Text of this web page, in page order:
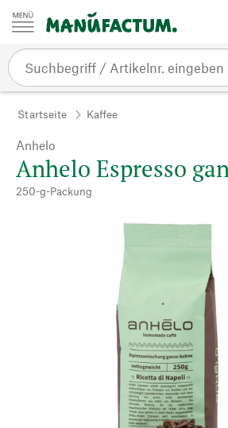
Zum Inhalt springen
Startseite Kaffee
Anhelo
Anhelo Espresso
250-g-Packung